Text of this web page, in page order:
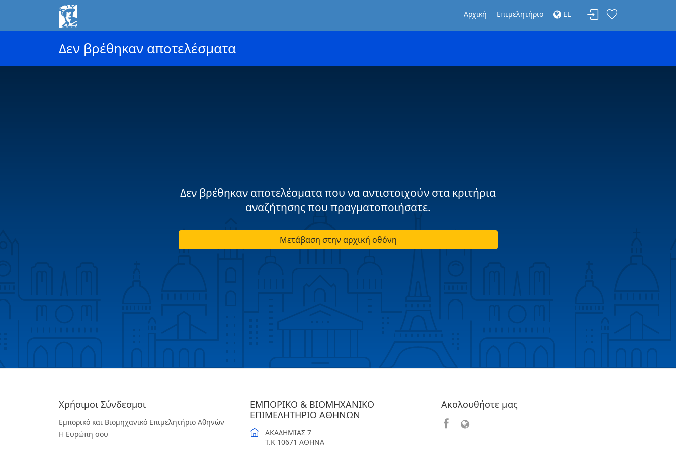
Αρχική Επιμελητήριο EL
Δεν βρέθηκαν αποτελέσματα
Δεν βρέθηκαν αποτελέσματα που να αντιστοιχούν στα κριτήρια
αναζήτησης που πραγματοποιήσατε.
Μετάβαση στην αρχική οθόνη
Χρήσιμοι Σύνδεσμοι
Εμπορικό και Βιομηχανικό Επιμελητήριο Αθηνών
Η Ευρώπη σου
ΕΜΠΟΡΙΚΟ & ΒΙΟΜΗΧΑΝΙΚΟ
ΕΠΙΜΕΛΗΤΗΡΙΟ ΑΘΗΝΩΝ
ΑΚΑΔΗΜΙΑΣ 7
T.K 10671 ΑΘΗΝΑ
Ακολουθήστε μας